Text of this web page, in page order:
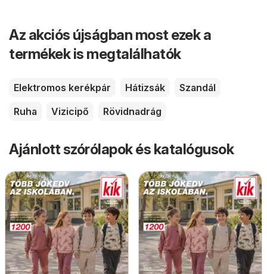
Az akciós újságban most ezek a
termékek is megtalálhatók
Elektromos kerékpár Hátizsák
Szandál
Ruha
Vizicipő Rövidnadrág
Ajánlott szórólapok és katalógusok